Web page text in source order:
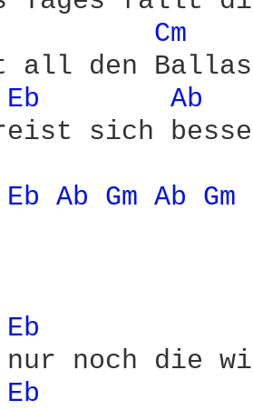
Cm
all den
Eb
Ab
sich
Eb Ab Gm Ab Gm
Eb
noch die
Eb